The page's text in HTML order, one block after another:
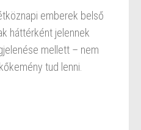
emberek belső
háttérként jelennek
mellett – nem
tud lenni.